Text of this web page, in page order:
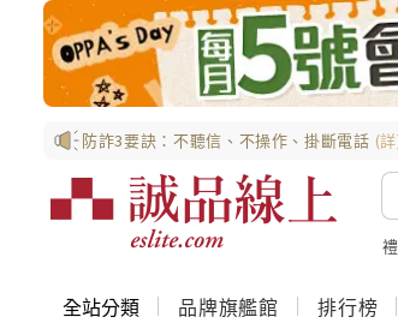
防詐3要訣：不聽信、不操作、掛斷電話 (
全站分類 品牌旗艦館 排行榜